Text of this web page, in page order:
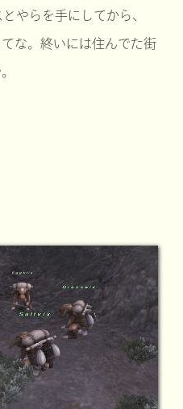
やらを手にしてから、
な。終いには住んでた街